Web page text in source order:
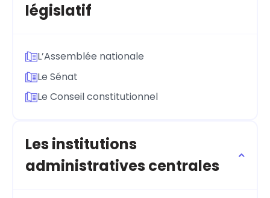
législatif
L’Assemblée nationale
Le Sénat
Le Conseil constitutionnel
Les institutions
administratives centrales